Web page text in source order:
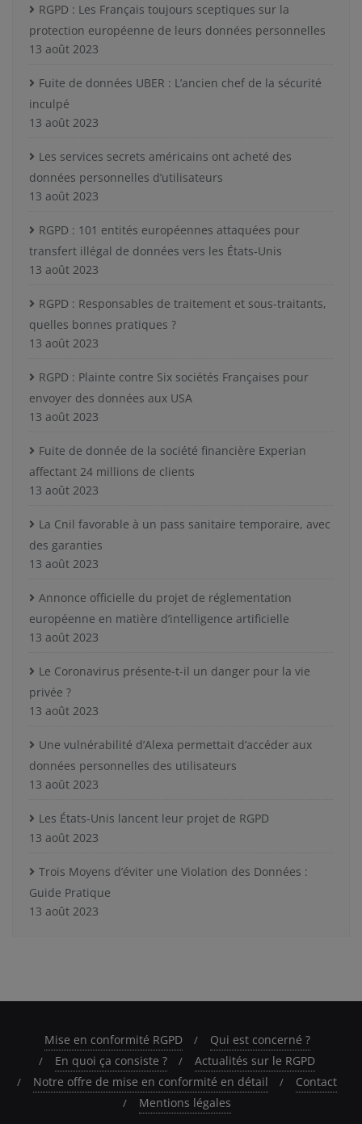
RGPD : Les Français toujours sceptiques sur la
protection européenne de leurs données personnelles
13 août 2023
Fuite de données UBER : L’ancien chef de la sécurité
inculpé
13 août 2023
Les services secrets américains ont acheté des
données personnelles d’utilisateurs
13 août 2023
RGPD : 101 entités européennes attaquées pour
transfert illégal de données vers les États-Unis
13 août 2023
RGPD : Responsables de traitement et sous-traitants,
quelles bonnes pratiques ?
13 août 2023
RGPD : Plainte contre Six sociétés Françaises pour
envoyer des données aux USA
13 août 2023
Fuite de donnée de la société financière Experian
affectant 24 millions de clients
13 août 2023
La Cnil favorable à un pass sanitaire temporaire, avec
des garanties
13 août 2023
Annonce officielle du projet de réglementation
européenne en matière d’intelligence artificielle
13 août 2023
Le Coronavirus présente-t-il un danger pour la vie
privée ?
13 août 2023
Une vulnérabilité d’Alexa permettait d’accéder aux
données personnelles des utilisateurs
13 août 2023
Les États-Unis lancent leur projet de RGPD
13 août 2023
Trois Moyens d’éviter une Violation des Données :
Guide Pratique
13 août 2023
Mise en conformité RGPD
Qui est concerné ?
En quoi ça consiste ?
Actualités sur le RGPD
Notre offre de mise en conformité en détail
Contact
Mentions légales